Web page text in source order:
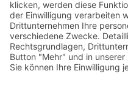
Datenschutzerklärung
Cookie-Einstellungen